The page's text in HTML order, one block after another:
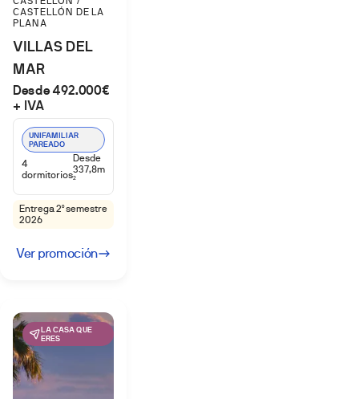
CASTELLÓN DE LA
PLANA
VILLAS DEL
MAR
Desde 492.000€
+ IVA
UNIFAMILIAR
PAREADO
4
dormitorios
Desde
337,8m
2
Entrega 2º semestre
2026
Ver promoción
LA CASA QUE
ERES